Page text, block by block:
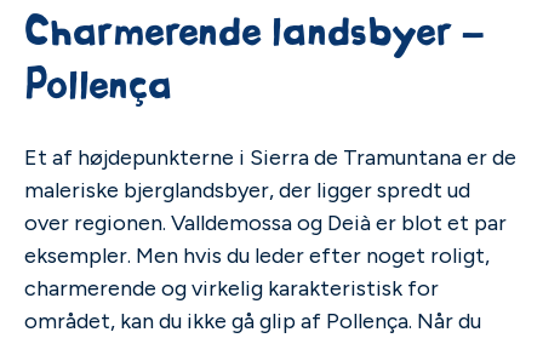
Charmerende landsbyer –
Pollença
Et af højdepunkterne i Sierra de Tramuntana er de
maleriske bjerglandsbyer, der ligger spredt ud
over regionen. Valldemossa og Deià er blot et par
eksempler. Men hvis du leder efter noget roligt,
charmerende og virkelig karakteristisk for
området, kan du ikke gå glip af Pollença. Når du